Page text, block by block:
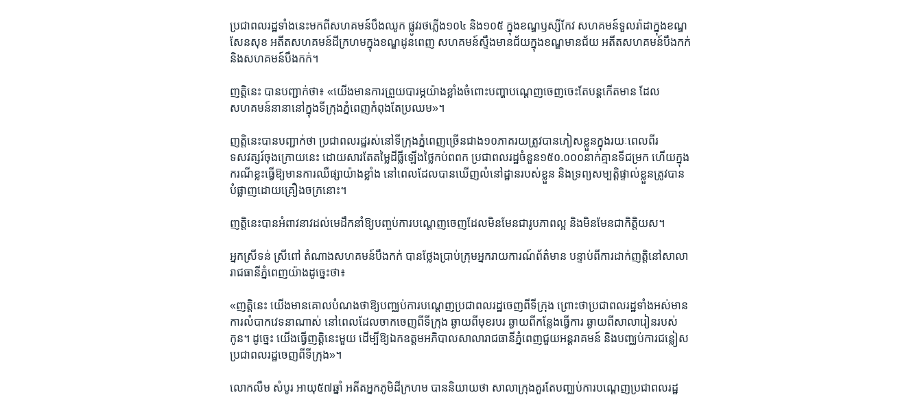
ប្រជាពលរដ្ឋ​ទាំងនេះ​មក​ពី​សហគមន៍​បឹងឈូក​ ផ្លូវ​រថភ្លើង​១០៤​ និង​១០៥​ ក្នុង​ខណ្ឌ​ឫស្សីកែវ​ សហគមន៍​ទួលរ៉ាដា​ក្នុង​ខណ្ឌ​
សែនសុខ​ អតីត​សហគមន៍​ដី​ក្រហម​ក្នុង​ខណ្ឌ​ដូនពេញ​ សហគមន៍​ស្ទឹងមានជ័យ​ក្នុង​ខណ្ឌ​មានជ័យ​ អតីត​សហគមន៍​បឹងកក់​
និង​សហគមន៍​បឹងកក់។
ញត្តិ​នេះ​ បាន​បញ្ជាក់​ថា៖ «យើង​មាន​ការ​ព្រួយបារម្ភ​យ៉ាងខ្លាំង​ចំពោះ​បញ្ហា​បណ្តេញ​ចេញ​ចេះ​តែ​បន្ត​កើត​មាន​ ដែល​
សហគមន៍​នានា​នៅ​ក្នុង​ទីក្រុង​ភ្នំពេញ​កំពុងតែ​ប្រឈម»។
ញត្តិ​នេះ​បានបញ្ជាក់​ថា​ ប្រជាពលរដ្ឋ​រស់នៅ​ទីក្រុង​ភ្នំពេញ​ច្រើន​ជាង​១០​ភាគរយ​ត្រូវ​បាន​ភៀសខ្លួន​ក្នុង​រយៈពេល​ពីរ​
ទសវត្សរ៍​ចុងក្រោយ​នេះ​ ដោយសារ​តែ​តម្លៃ​ដីធ្លី​ឡើង​ថ្លៃ​កប់​ពពក​ ប្រជាពលរដ្ឋ​ចំនួន​១៥០.០០០​នាក់​គ្មានទី​ជម្រក​ ហើយ​ក្នុង​
ករណី​ខ្លះ​ធ្វើ​ឱ្យ​មាន​ការ​ឈឺ​ផ្សា​យ៉ាងខ្លាំង​ នៅ​ពេល​ដែល​បាន​ឃើញ​លំនៅដ្ឋាន​របស់​ខ្លួន​ និង​ទ្រព្យសម្បត្តិ​ផ្ទាល់​ខ្លួន​ត្រូវ​បាន​
បំផ្លាញ​ដោយ​គ្រឿងចក្រ​នោះ។
ញត្តិ​នេះ​បាន​អំពាវនាវ​ដល់​មេដឹកនាំ​ឱ្យ​បញ្ចប់​ការ​បណ្តេញចេញ​ដែល​មិនមែន​ជា​រូបភាព​ល្អ​ និង​មិនមែន​ជា​កិត្តិយស។
អ្នកស្រី​ទន់​ ស្រីពៅ​ តំណាង​សហគមន៍​បឹងកក់​ បាន​ថ្លែងប្រាប់​ក្រុម​អ្នក​រាយការណ៍​ព័ត៌មាន​ បន្ទាប់​ពី​ការ​ដាក់​ញត្តិ​នៅ​សាលា
រាជធានី​ភ្នំពេញ​យ៉ាង​ដូច្នេះ​ថា៖
«ញត្តិ​នេះ​ យើង​មាន​គោលបំណង​ថា​ឱ្យ​បញ្ឈប់​ការ​បណ្តេញ​ប្រជាពលរដ្ឋ​ចេញ​ពី​ទីក្រុង​ ព្រោះ​ថា​ប្រជាពលរដ្ឋ​ទាំង​អស់​មាន​
ការ​លំបាក​វេទនា​ណាស់​ នៅ​ពេល​ដែល​ចាកចេញ​ពី​ទីក្រុង​ ឆ្ងាយពី​មុខរបរ​ ឆ្ងាយពី​កន្លែង​ធ្វើការ​ ឆ្ងាយពី​សាលារៀន​របស់​
កូន។ ដូច្នេះ​ យើង​ធ្វើ​ញត្តិ​នេះ​មួយ​ ដើម្បី​ឱ្យ​ឯកឧត្តម​អភិបាល​សាលា​រាជធានី​ភ្នំពេញជួយ​អន្តរាគមន៍​ និង​បញ្ឈប់​ការ​ជន្លៀស​
ប្រជាពលរដ្ឋ​ចេញពី​ទីក្រុង»។
លោក​លឹម​ សំបូរ​ អាយុ​៥៧​ឆ្នាំ​ អតីត​អ្នកភូមិ​ដី​ក្រហម​ បាន​និយាយ​ថា​ សាលាក្រុង​គួរតែ​បញ្ឈប់​ការ​បណ្តេញ​ប្រជាពលរដ្ឋ​